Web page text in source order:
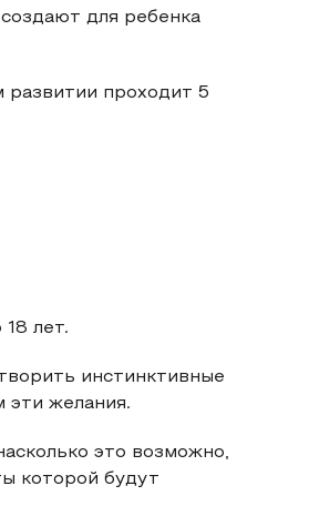
для ребенка
развитии проходит 5
лет.
инстинктивные
эти желания.
это возможно,
которой будут